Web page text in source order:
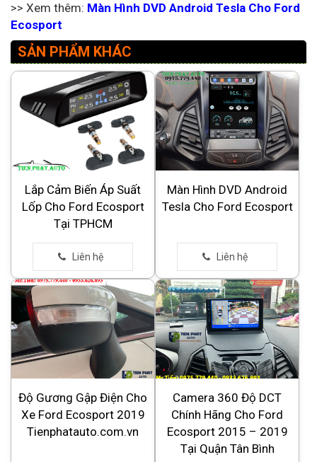
>> Xem thêm: Màn Hình DVD Android Tesla Cho Ford
Ecosport
SẢN PHẨM KHÁC
Lắp Cảm Biến Áp Suất
Lốp Cho Ford Ecosport
Tại TPHCM
Màn Hình DVD Android
Tesla Cho Ford Ecosport
Độ Gương Gập Điện Cho
Xe Ford Ecosport 2019
Tienphatauto.com.vn
Camera 360 Độ DCT
Chính Hãng Cho Ford
Ecosport 2015 – 2019
Tại Quận Tân Bình